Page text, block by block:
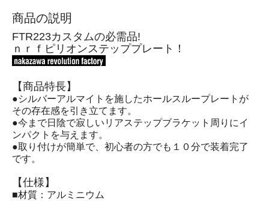
商品の説明
FTR223カスタムの必需品!
ｎｒｆピリオンステッププレート！
【商品特長】
●シルバーアルマイトを施したホールスループレートが
その存在感を引き立てます。
●今まで日陰で寂しいリアステップブラケット周りにイ
ンパクトを与えます。
●取り付けが簡単で、初心者の方でも１０分で装着完了
です。
【仕様】
■材質：アルミニウム